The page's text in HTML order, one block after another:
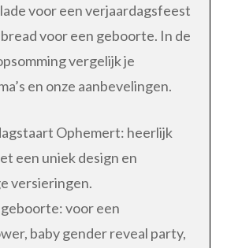
voor een verjaardagsfeest
voor een geboorte. In de
vergelijk je
en onze aanbevelingen.
Ophemert: heerlijk
een uniek design en
versieringen.
geboorte: voor een
baby gender reveal party,